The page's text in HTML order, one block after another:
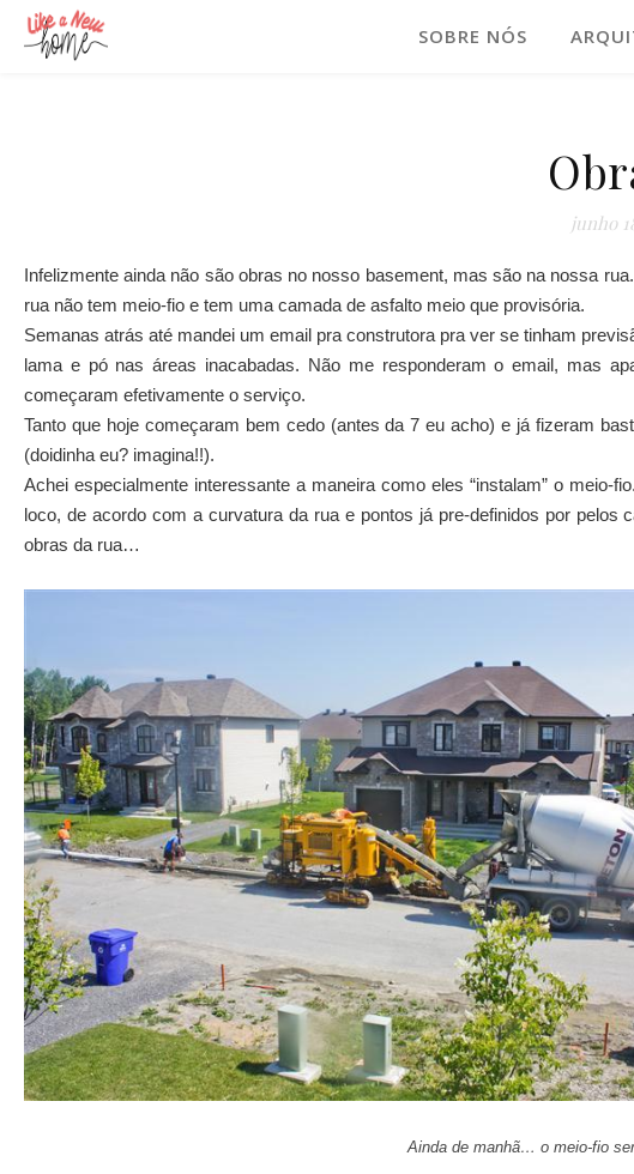
SOBRE NÓS
junho
Infelizmente ainda não são obras no nosso basement, mas são na nossa
rua não tem meio-fio e tem uma camada de asfalto meio que provisória.
Semanas atrás até mandei um email pra construtora pra ver se tinham
lama e pó nas áreas inacabadas. Não me responderam o email, mas
começaram efetivamente o serviço.
Tanto que hoje começaram bem cedo (antes da 7 eu acho) e já fizeram
(doidinha eu? imagina!!).
Achei especialmente interessante a maneira como eles “instalam” o
loco, de acordo com a curvatura da rua e pontos já pre-definidos por
obras da rua…
Ainda de manhã… o meio-fio